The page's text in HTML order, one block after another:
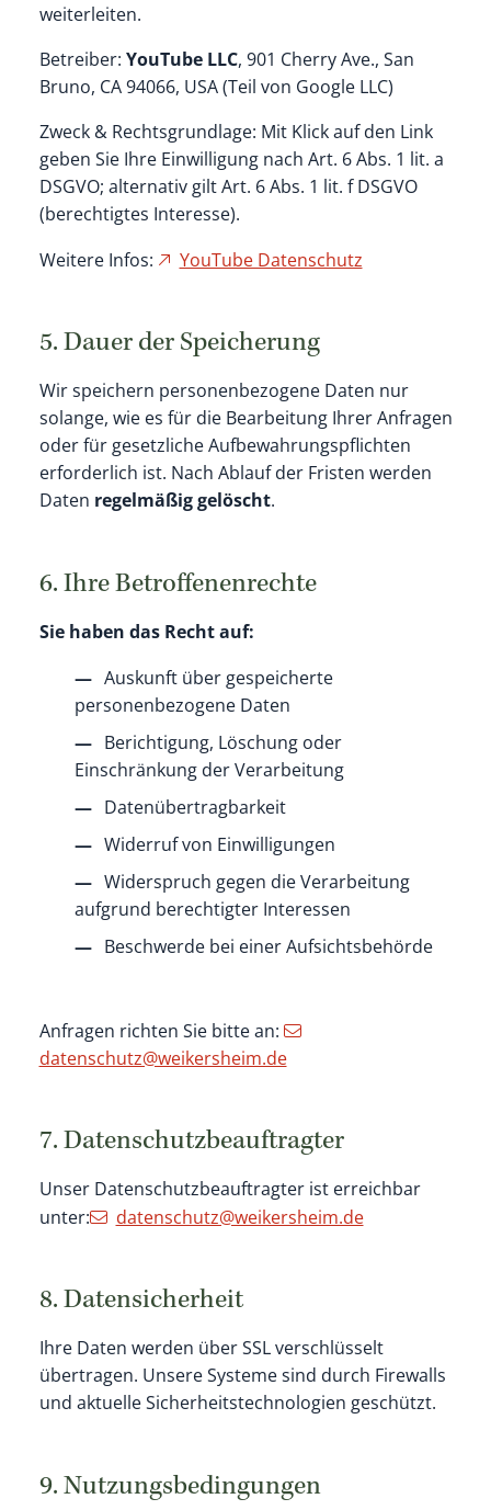
weiterleiten.
Betreiber: YouTube LLC, 901 Cherry Ave., San
Bruno, CA 94066, USA (Teil von Google LLC)
Zweck & Rechtsgrundlage: Mit Klick auf den Link
geben Sie Ihre Einwilligung nach Art. 6 Abs. 1 lit. a
DSGVO; alternativ gilt Art. 6 Abs. 1 lit. f DSGVO
(berechtigtes Interesse).
Weitere Infos:
YouTube Datenschutz
5. Dauer der Speicherung
Wir speichern personenbezogene Daten nur
solange, wie es für die Bearbeitung Ihrer Anfragen
oder für gesetzliche Aufbewahrungspflichten
erforderlich ist. Nach Ablauf der Fristen werden
Daten regelmäßig gelöscht.
6. Ihre Betroffenenrechte
Sie haben das Recht auf:
Auskunft über gespeicherte
personenbezogene Daten
Berichtigung, Löschung oder
Einschränkung der Verarbeitung
Datenübertragbarkeit
Widerruf von Einwilligungen
Widerspruch gegen die Verarbeitung
aufgrund berechtigter Interessen
Beschwerde bei einer Aufsichtsbehörde
Anfragen richten Sie bitte an:
datenschutz@weikersheim.de
7. Datenschutzbeauftragter
Unser Datenschutzbeauftragter ist erreichbar
unter:
datenschutz@weikersheim.de
8. Datensicherheit
Ihre Daten werden über SSL verschlüsselt
übertragen. Unsere Systeme sind durch Firewalls
und aktuelle Sicherheitstechnologien geschützt.
9. Nutzungsbedingungen